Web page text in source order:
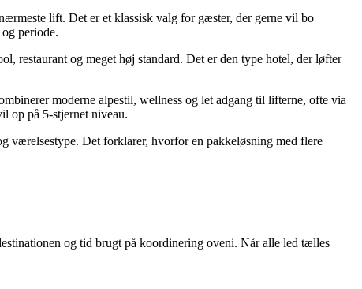
lift. Det er et klassisk valg for gæster, der gerne vil bo
periode.
restaurant og meget høj standard. Det er den type hotel, der løfter
moderne alpestil, wellness og let adgang til lifterne, ofte via
op på 5-stjernet niveau.
værelsestype. Det forklarer, hvorfor en pakkeløsning med flere
og tid brugt på koordinering oveni. Når alle led tælles